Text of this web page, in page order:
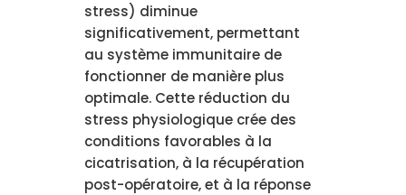
stress) diminue
significativement, permettant
au système immunitaire de
fonctionner de manière plus
optimale. Cette réduction du
stress physiologique crée des
conditions favorables à la
cicatrisation, à la récupération
post-opératoire, et à la réponse